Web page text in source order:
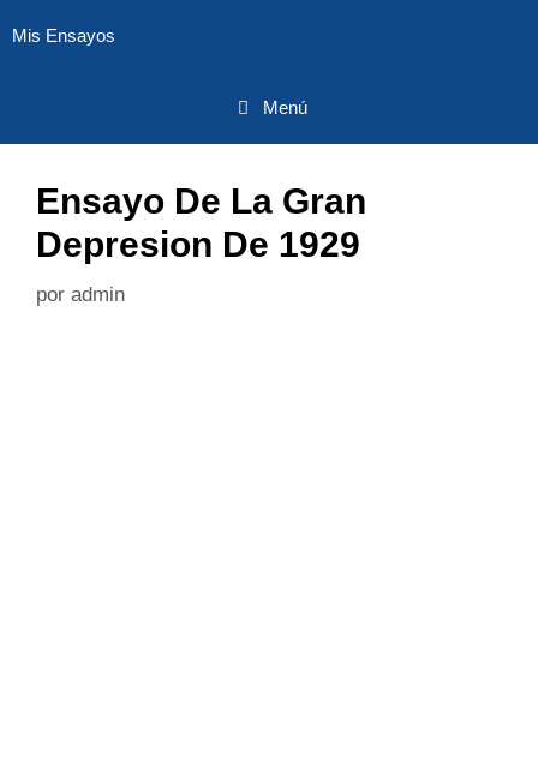
alMis Ensayos
Menú
Ensayo De La Gran
Depresion De 1929
por admin